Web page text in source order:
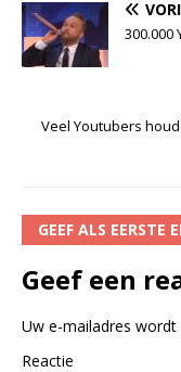
Veel Youtubers
GEEF ALS EERSTE
Geef een
Uw e-mailadres wordt
Reactie